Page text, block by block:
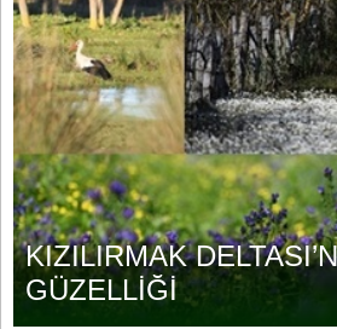
KIZILIRMAK
GÜZELLİĞİ